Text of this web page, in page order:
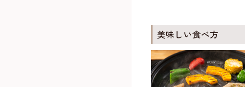
美味しい食べ方